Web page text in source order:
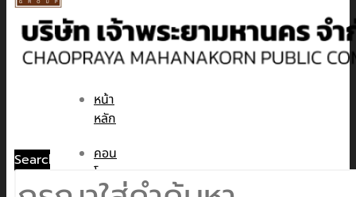
หน้า
หลัก
คอน
โด
Search